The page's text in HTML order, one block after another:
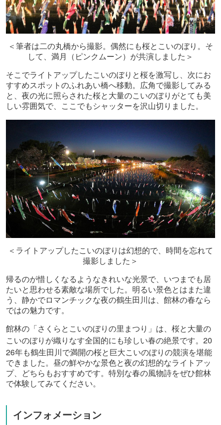
＜筆者は二の丸橋から撮影。偶然にも桜とこいのぼり。そ
して、満月（ピンクムーン）が共演しました＞
そこでライトアップしたこいのぼりと桜を激写し、次にお
すすめスポットのふれあい橋へ移動。広角で撮影してみる
と、夜の光に照らされた桜と大量のこいのぼりがとても美
しい雰囲気で、ここでもシャッターを沢山切りました。
＜ライトアップしたこいのぼりは幻想的で、時間を忘れて
撮影しました＞
帰るのが惜しくなるようなきれいな光景で、いつまでも居
たいと思わせる素敵な場所でした。明るい景色とはまた違
う、静かでロマンチックな夜の鶴生田川は、館林の春なら
ではの魅力です。
館林の「さくらとこいのぼりの里まつり」は、桜と大量の
こいのぼりが織りなす全国的にも珍しい春の絶景です。 20
26年も鶴生田川で満開の桜と巨大こいのぼりの競演を堪能
できました。昼の鮮やかな景色と夜の幻想的なライトアッ
プ、どちらもおすすめです。特別な春の風物詩をぜひ館林
で体験してみてください。
インフォメーション